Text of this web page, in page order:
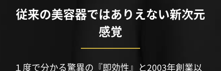
従来の美容器ではありえない新次元
感覚
１度で分かる驚異の『即効性』と2003年創業以